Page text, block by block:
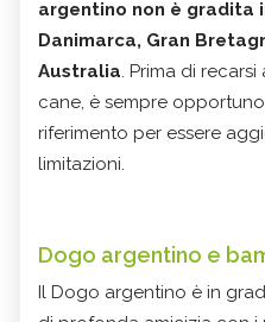
argentino non è gradita
Danimarca, Gran
Australia . Prima di
cane, è sempre
riferimento per essere
limitazioni.
Dogo argentino e
Il Dogo argentino è in